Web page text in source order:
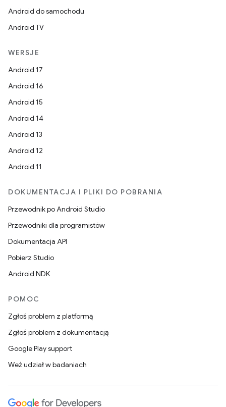
Android do samochodu
Android TV
WERSJE
Android 17
Android 16
Android 15
Android 14
Android 13
Android 12
Android 11
DOKUMENTACJA I PLIKI DO POBRANIA
Przewodnik po Android Studio
Przewodniki dla programistów
Dokumentacja API
Pobierz Studio
Android NDK
POMOC
Zgłoś problem z platformą
Zgłoś problem z dokumentacją
Google Play support
Weź udział w badaniach